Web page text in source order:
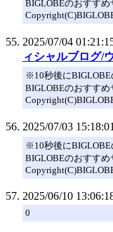
BIGLOBEのおすすめ
2025/07/04
ィシャルブログ/
※10秒後に
BIGLOBEのおすすめ
2025/07/03 15:18:01
※10秒後に
BIGLOBEのおすすめ
2025/06/10
0